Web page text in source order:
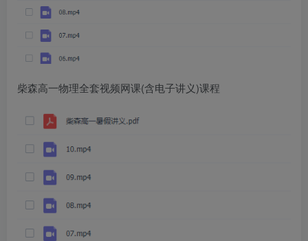
柴森高一物理全套视频网课(含电子讲义)课程